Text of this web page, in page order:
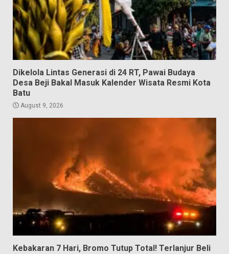
Dikelola Lintas Generasi di 24 RT, Pawai Budaya
Desa Beji Bakal Masuk Kalender Wisata Resmi Kota
Batu
August 9, 2026
Kebakaran 7 Hari, Bromo Tutup Total! Terlanjur Beli